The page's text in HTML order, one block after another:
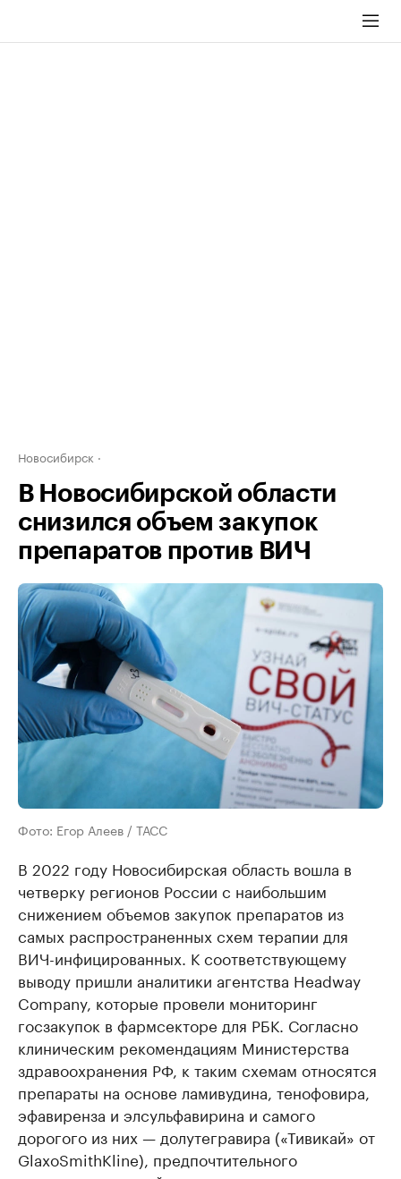
Новосибирск
В Новосибирской области
снизился объем закупок
препаратов против ВИЧ
Фото: Егор Алеев / ТАСС
В 2022 году Новосибирская область вошла в
четверку регионов России с наибольшим
снижением объемов закупок препаратов из
самых распространенных схем терапии для
ВИЧ-инфицированных. К соответствующему
выводу пришли аналитики агентства Headway
Company, которые провели мониторинг
госзакупок в фармсекторе для РБК. Согласно
клиническим рекомендациям Министерства
здравоохранения РФ, к таким схемам относятся
препараты на основе ламивудина, тенофовира,
эфавиренза и элсульфавирина и самого
дорогого из них — долутегравира («Тивикай» от
GlaxoSmithKline), предпочтительного